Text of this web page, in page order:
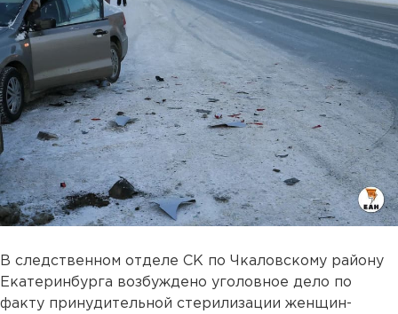
В следственном отделе СК по Чкаловскому району
Екатеринбурга возбуждено уголовное дело по
факту принудительной стерилизации женщин-